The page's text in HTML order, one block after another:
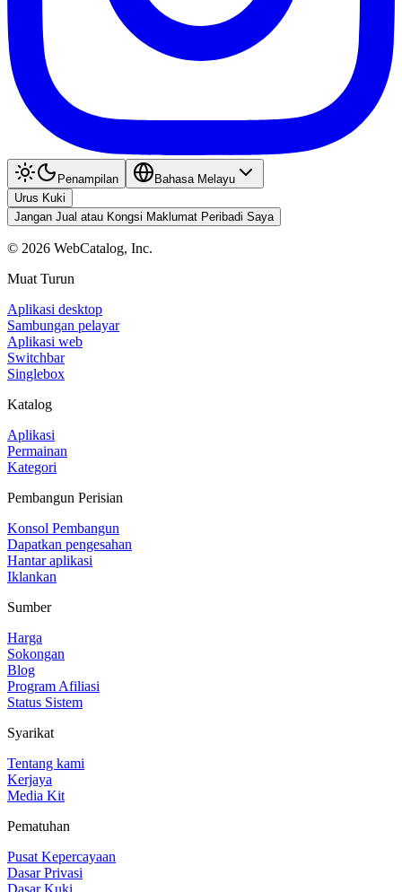
Penampilan
Bahasa Melayu
Urus Kuki
Jangan Jual atau Kongsi Maklumat Peribadi Saya
© 2026 WebCatalog, Inc.
Muat Turun
Aplikasi desktop
Sambungan pelayar
Aplikasi web
Switchbar
Singlebox
Katalog
Aplikasi
Permainan
Kategori
Pembangun Perisian
Konsol Pembangun
Dapatkan pengesahan
Hantar aplikasi
Iklankan
Sumber
Harga
Sokongan
Blog
Program Afiliasi
Status Sistem
Syarikat
Tentang kami
Kerjaya
Media Kit
Pematuhan
Pusat Kepercayaan
Dasar Privasi
Dasar Kuki